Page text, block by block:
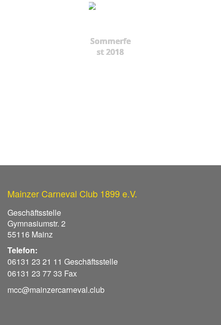
Sommerfe
st 2018
Mainzer Carneval Club 1899 e.V.
Geschäftsstelle
Gymnasiumstr. 2
55116 Mainz
Telefon:
06131 23 21 11 Geschäftsstelle
06131 23 77 33 Fax
mcc@mainzercarneval.club